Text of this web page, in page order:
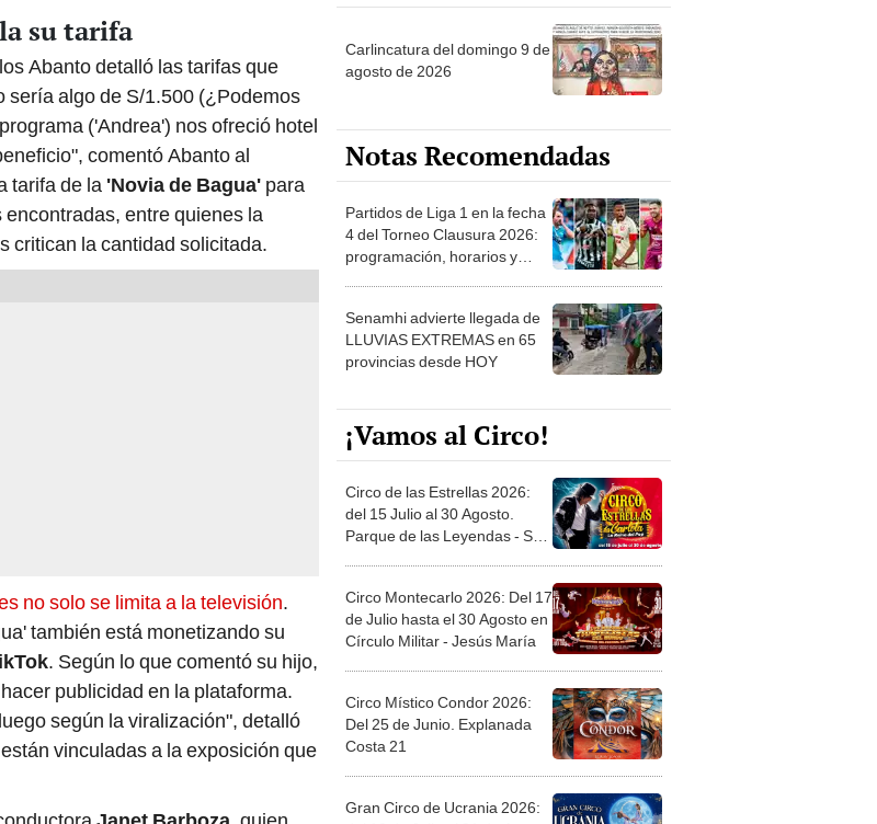
su tarifa
Abanto detalló las tarifas que
sería algo de S/1.500 (¿Podemos
('Andrea') nos ofreció hotel
comentó Abanto al
tarifa de la 'Novia de Bagua' para
entre quienes la
critican la cantidad solicitada.
no solo se limita a la televisión.
también está monetizando su
. Según lo que comentó su hijo,
publicidad en la plataforma.
según la viralización", detalló
vinculadas a la exposición que
Carlincatura del domingo 9 de
agosto de 2026
Notas Recomendadas
Partidos de Liga 1 en la fecha
4 del Torneo Clausura 2026:
programación, horarios y
Senamhi advierte llegada de
LLUVIAS EXTREMAS en 65
provincias desde HOY
¡Vamos al Circo!
Circo de las Estrellas 2026:
del 15 Julio al 30 Agosto.
Parque de las Leyendas - San
Circo Montecarlo 2026: Del 17
de Julio hasta el 30 Agosto en
Círculo Militar - Jesús María
Circo Místico Condor 2026:
Del 25 de Junio. Explanada
Costa 21
Gran Circo de Ucrania 2026: